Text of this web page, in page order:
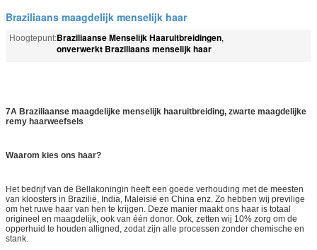
Braziliaans maagdelijk menselijk haar
Hoogtepunt:Braziliaanse Menselijk Haaruitbreidingen,
onverwerkt Braziliaans menselijk haar
7A Braziliaanse maagdelijke menselijk haaruitbreiding, zwarte maagdelijke
remy haarweefsels
Waarom kies ons haar?
Het bedrijf van de Bellakoningin heeft een goede verhouding met de meesten
van kloosters in Brazilië, India, Maleisië en China enz. Zo hebben wij previlige
om het ruwe haar van hen te krijgen. Deze manier maakt ons haar is totaal
origineel en maagdelijk, ook van één donor. Ook, zetten wij 10% zorg om de
opperhuid te houden alligned, zodat zijn alle processen zonder chemische en
stank.